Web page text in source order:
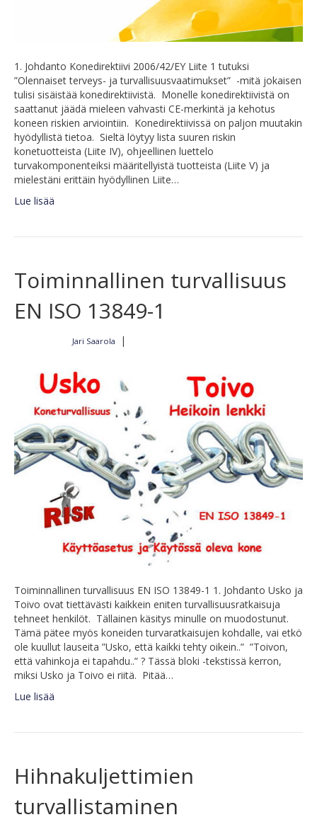
1. Johdanto Konedirektiivi 2006/42/EY Liite 1 tutuksi
”Olennaiset terveys- ja turvallisuusvaatimukset” -mitä jokaisen
tulisi sisäistää konedirektiivistä. Monelle konedirektiivistä on
saattanut jäädä mieleen vahvasti CE-merkintä ja kehotus
koneen riskien arviointiin. Konedirektiivissä on paljon muutakin
hyödyllistä tietoa. Sieltä löytyy lista suuren riskin
konetuotteista (Liite IV), ohjeellinen luettelo
turvakomponenteiksi määritellyistä tuotteista (Liite V) ja
mielestäni erittäin hyödyllinen Liite…
Lue lisää
Toiminnallinen turvallisuus
EN ISO 13849-1
Jari Saarola |
Toiminnallinen turvallisuus EN ISO 13849-1 1. Johdanto Usko ja
Toivo ovat tiettävästi kaikkein eniten turvallisuusratkaisuja
tehneet henkilöt. Tällainen käsitys minulle on muodostunut.
Tämä pätee myös koneiden turvaratkaisujen kohdalle, vai etkö
ole kuullut lauseita ”Usko, että kaikki tehty oikein..” ”Toivon,
että vahinkoja ei tapahdu..” ? Tässä bloki -tekstissä kerron,
miksi Usko ja Toivo ei riitä. Pitää…
Lue lisää
Hihnakuljettimien
turvallistaminen